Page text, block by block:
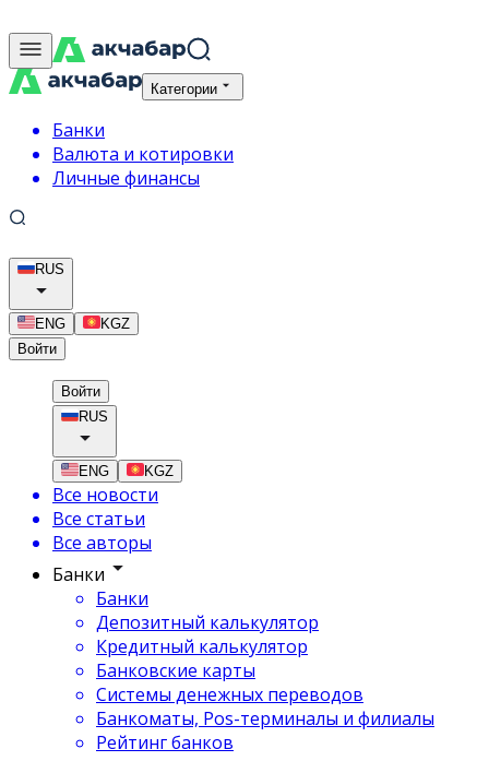
Категории
Банки
Валюта и котировки
Личные финансы
RUS
ENG
KGZ
Войти
Войти
RUS
ENG KGZ
Все новости
Все статьи
Все авторы
Банки
Банки
Депозитный калькулятор
Кредитный калькулятор
Банковские карты
Системы денежных переводов
Банкоматы, Pos-терминалы и филиалы
Рейтинг банков